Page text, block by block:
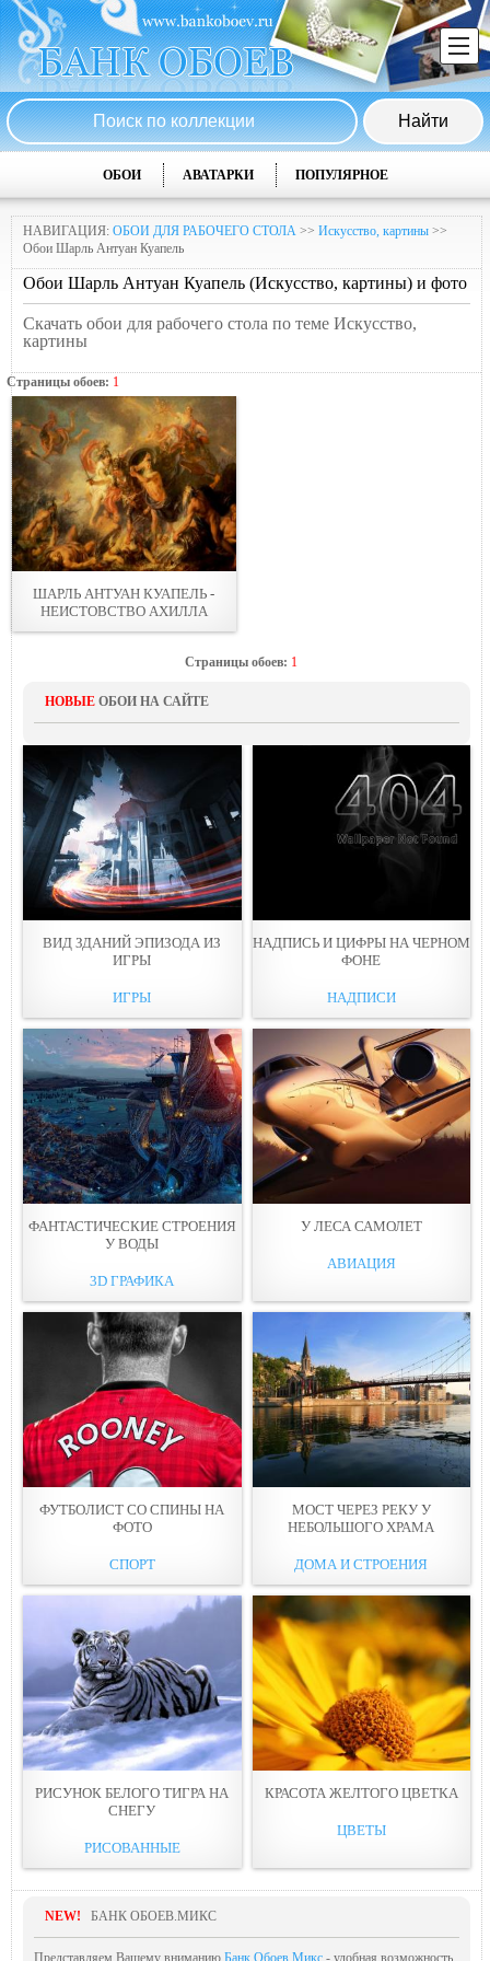
ОБОИ АВАТАРКИ ПОПУЛЯРНОЕ
НАВИГАЦИЯ: ОБОИ ДЛЯ РАБОЧЕГО СТОЛА >> Искусство, картины >>
Обои Шарль Антуан Куапель
Обои Шарль Антуан Куапель (Искусство, картины) и фото
Скачать обои для рабочего стола по теме Искусство,
картины
Страницы обоев: 1
ШАРЛЬ АНТУАН КУАПЕЛЬ -
НЕИСТОВСТВО АХИЛЛА
Страницы обоев: 1
НОВЫЕ ОБОИ НА САЙТЕ
ВИД ЗДАНИЙ ЭПИЗОДА ИЗ
ИГРЫ
ИГРЫ
НАДПИСЬ И ЦИФРЫ НА ЧЕРНOМ
ФОНЕ
НАДПИСИ
ФАНТАСТИЧЕСКИЕ СТРОЕНИЯ
У ВОДЫ
3D ГРАФИКА
У ЛЕСА САМОЛЕТ
АВИАЦИЯ
ФУТБOЛИСТ СО СПИНЫ НА
ФОТО
СПОРТ
МОСТ ЧЕРЕЗ РЕКУ У
НЕБОЛЬШОГО ХРАМА
ДОМА И СТРОЕНИЯ
РИСУНОК БЕЛОГО ТИГРА НА
СНEГУ
РИСОВАННЫЕ
КРАСOТА ЖЕЛТОГО ЦВЕТКА
ЦВЕТЫ
NEW! БАНК ОБОЕВ.МИКС
Представляем Вашему вниманию Банк Обоев.Микс - удобная возможность